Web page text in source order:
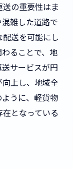
送サービス
迅速な対応
クエンドの
とその未来
スの重要性
環境対策
の重要性はま
雑した道路で
送を可能にし
ることで、地
サービスが円
上し、地域全
うに、軽貨物
となっている